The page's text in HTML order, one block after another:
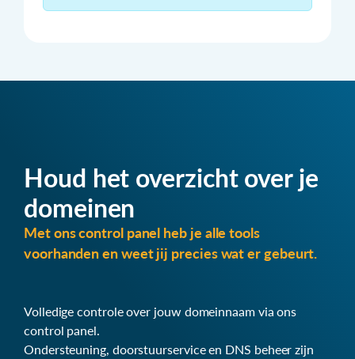
Houd het overzicht over je
domeinen
Met ons control panel heb je alle tools
voorhanden en weet jij precies wat er gebeurt.
Volledige controle over jouw domeinnaam via ons
control panel.
Ondersteuning, doorstuurservice en DNS beheer zijn